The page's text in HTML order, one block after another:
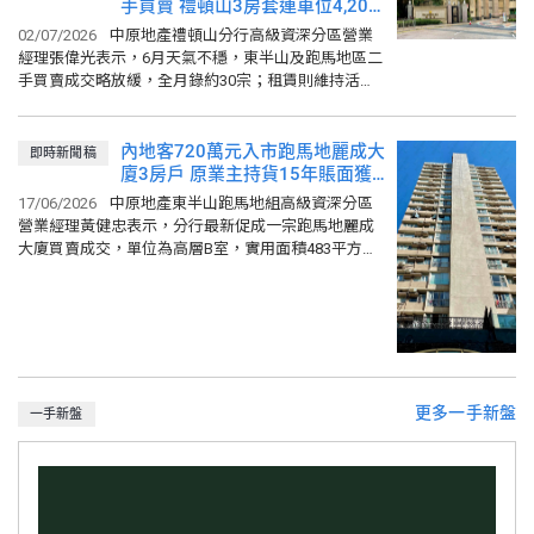
比上週
0.39% 比上月
0.53%
港島 (31/07/2026)162.94
比上週
0.25% 比上月 0.71%
手買賣 禮頓山3房套連車位4,200
萬元易手 低估價約11%
02/07/2026
中原地產禮頓山分行高級資深分區營業
經理張偉光表示，6月天氣不穩，東半山及跑馬地區二
手買賣成交略放緩，全月錄約30宗；租賃則維持活
即時新聞稿
內地客720萬元入市跑馬地麗成大
廈3房戶 原業主持貨15年賬面獲
利140萬元
17/06/2026
中原地產東半山跑馬地組高級資深分區
營業經理黃健忠表示，分行最新促成一宗跑馬地麗成
大廈買賣成交，單位為高層B室，實用面積483平方
一手新盤 更多一手新盤